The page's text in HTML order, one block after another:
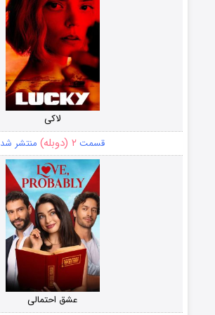
لاکی
قسمت ۲ (دوبله) منتشر شد
عشق احتمالی